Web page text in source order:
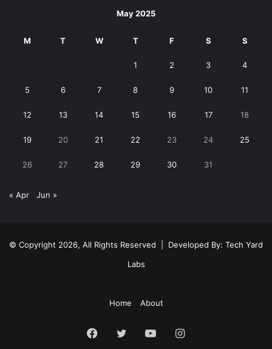
May 2025
M T W T F S S
1 2 3 4
5 6 7 8 9 10 11
12 13 14 15 16 17 18
19 20 21 22 23 24 25
26 27 28 29 30 31
« Apr Jun »
© Copyright 2026, All Rights Reserved | Developed By: Tech Yard
Labs
Home About
Facebook
Twitter YouTubeInstagram